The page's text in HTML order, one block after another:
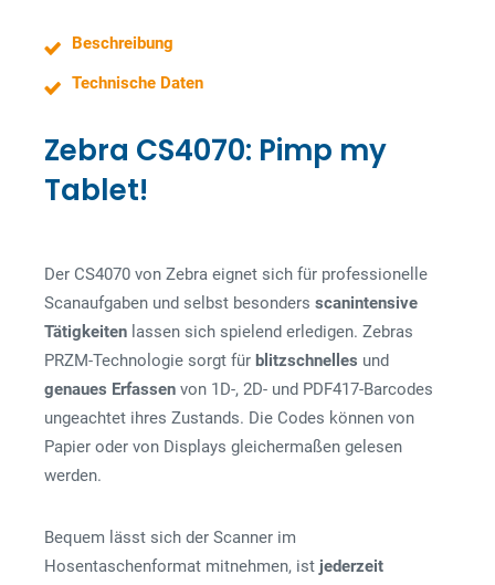
Beschreibung
Technische Daten
Zebra CS4070: Pimp my
Tablet!
Der CS4070 von Zebra eignet sich für professionelle
Scanaufgaben und selbst besonders scanintensive
Tätigkeiten lassen sich spielend erledigen. Zebras
PRZM-Technologie sorgt für blitzschnelles und
genaues Erfassen von 1D-, 2D- und PDF417-Barcodes
ungeachtet ihres Zustands. Die Codes können von
Papier oder von Displays gleichermaßen gelesen
werden.
Bequem lässt sich der Scanner im
Hosentaschenformat mitnehmen, ist jederzeit